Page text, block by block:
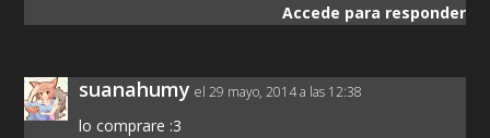
Accede para responder
suanahumy el 29 mayo, 2014 a las 12:38
lo comprare :3